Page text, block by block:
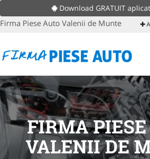
Download GRATUIT
Firma Piese Auto Valenii de Munte
FIRMA
VALENII DE